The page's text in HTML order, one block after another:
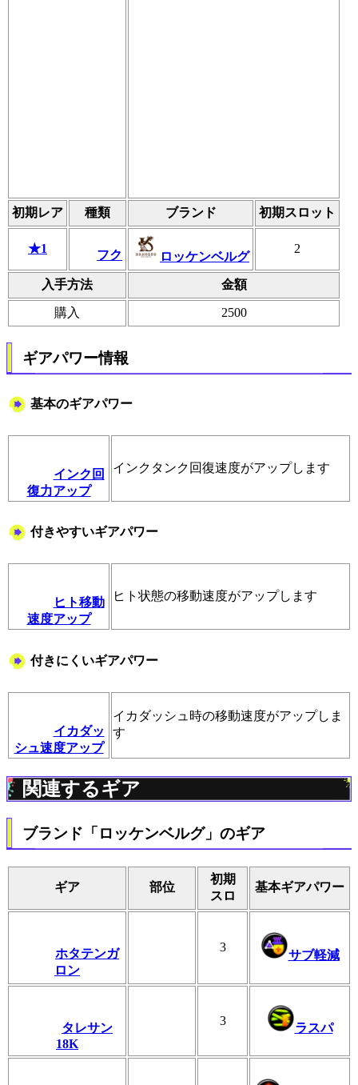
初期レア 種類 ブランド 初期スロット
★1 フク ロッケンベルグ
2
入手方法 金額
購入 2500
ギアパワー情報
基本のギアパワー
インク回
復力アップ
インクタンク回復速度がアップします
付きやすいギアパワー
ヒト移動
速度アップ
ヒト状態の移動速度がアップします
付きにくいギアパワー
イカダッ
シュ速度アップ
イカダッシュ時の移動速度がアップしま
す
関連するギア
ブランド「ロッケンベルグ」のギア
ギア 部位
初期
スロ
基本ギアパワー
ホタテンガ
ロン
3
サブ軽減
タレサン
18K
3
ラスパ